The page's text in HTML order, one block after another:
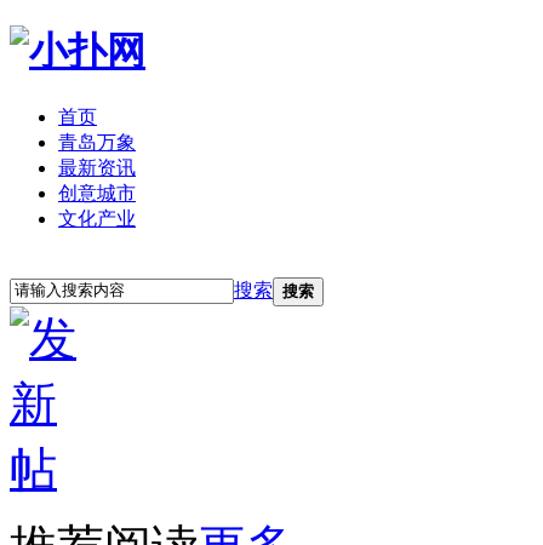
首页
青岛万象
最新资讯
创意城市
文化产业
搜索 搜索